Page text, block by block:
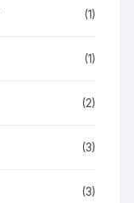
(1)
(1)
(2)
(3)
(3)